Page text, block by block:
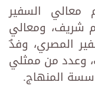
معالي السفير
شريف، ومعالي
المصري، وفدٌ
وعدد من ممثلي
المنهاج.